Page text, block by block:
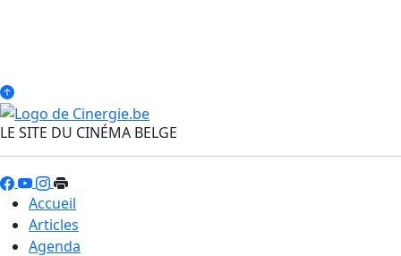
LE SITE DU CINÉMA BELGE
Accueil
Articles
Agenda